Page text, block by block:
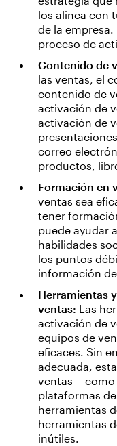
los alinea con
de la empresa.
proceso de
Contenido de
las ventas, el
contenido de
activación de
activación de
correo
productos,
Formación en
ventas sea
tener
puede ayudar
habilidades
los puntos
información
Herramientas
ventas: Las
activación de
equipos de
eficaces. Sin
adecuada,
ventas —como
plataformas
herramientas
herramientas
inútiles.